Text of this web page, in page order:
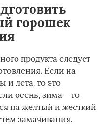
горошек
продукта следует
Если на
и лета, то это
осень, зима – то
на желтый и жесткий
замачивания.